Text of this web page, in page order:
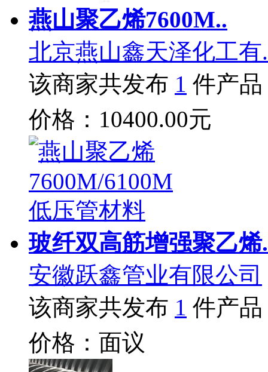
燕山聚乙烯7600M..
北京燕山鑫天泽化工有
该商家共发布 1 件产品
价格：10400.00元
玻纤双高筋增强聚乙烯
安徽跃鑫管业有限公司
该商家共发布 1 件产品
价格：面议